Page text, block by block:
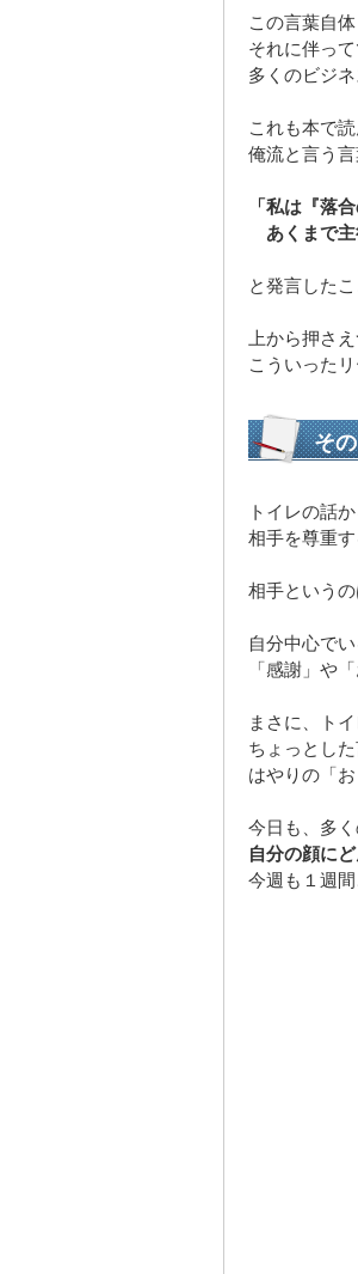
この言葉自
それに伴っ
多くのビジ
これも本で
俺流と言う
「私は『落
あくまで主
と発言した
上から押さ
こういった
そ
トイレの話
相手を尊重
相手という
自分中心で
「感謝」や
まさに、ト
ちょっとし
はやりの「
今日も、多
自分の顔に
今週も１週間